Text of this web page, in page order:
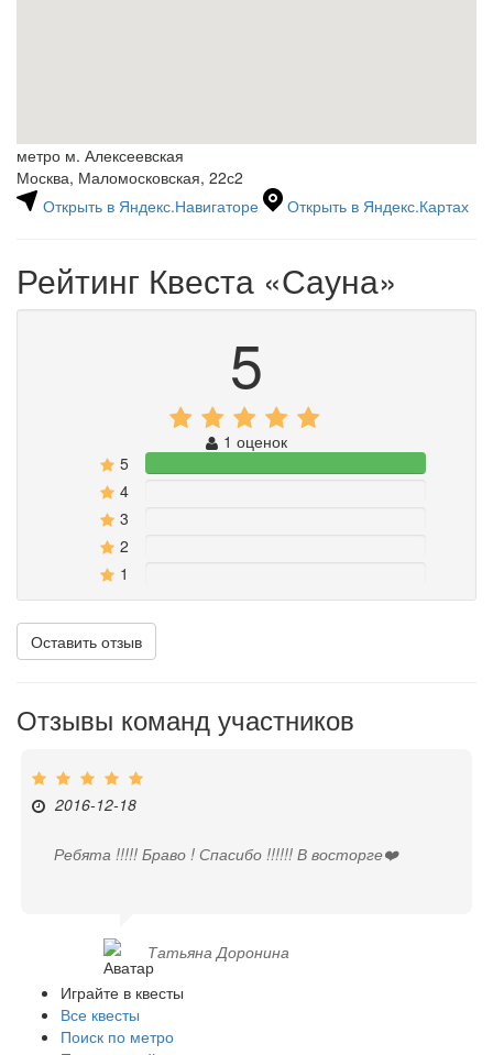
метро м. Алексеевская
Москва, Маломосковская, 22с2
Открыть в Яндекс.Навигаторе
Открыть в Яндекс.Картах
Рейтинг Квеста «Сауна»
5
1 оценок
5
100%
4
3
2
1
Оставить отзыв
Отзывы команд участников
2016-12-18
Ребята !!!!! Браво ! Спасибо !!!!!! В восторге❤️
Татьяна Доронина
Играйте в квесты
Все квесты
Поиск по метро